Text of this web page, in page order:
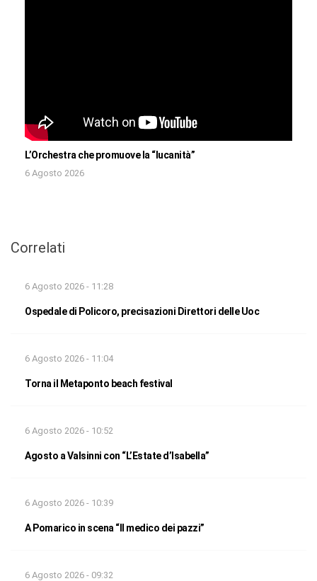
L’Orchestra che promuove la “lucanità”
6 Agosto 2026
Correlati
6 Agosto 2026 - 11:28
Ospedale di Policoro, precisazioni Direttori delle Uoc
6 Agosto 2026 - 11:04
Torna il Metaponto beach festival
6 Agosto 2026 - 10:52
Agosto a Valsinni con “L’Estate d’Isabella”
6 Agosto 2026 - 10:39
A Pomarico in scena “Il medico dei pazzi”
6 Agosto 2026 - 09:32